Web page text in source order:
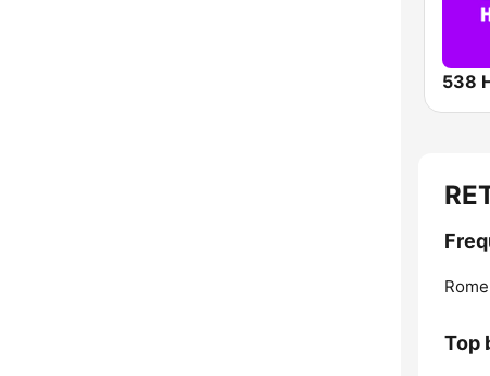
538
Top